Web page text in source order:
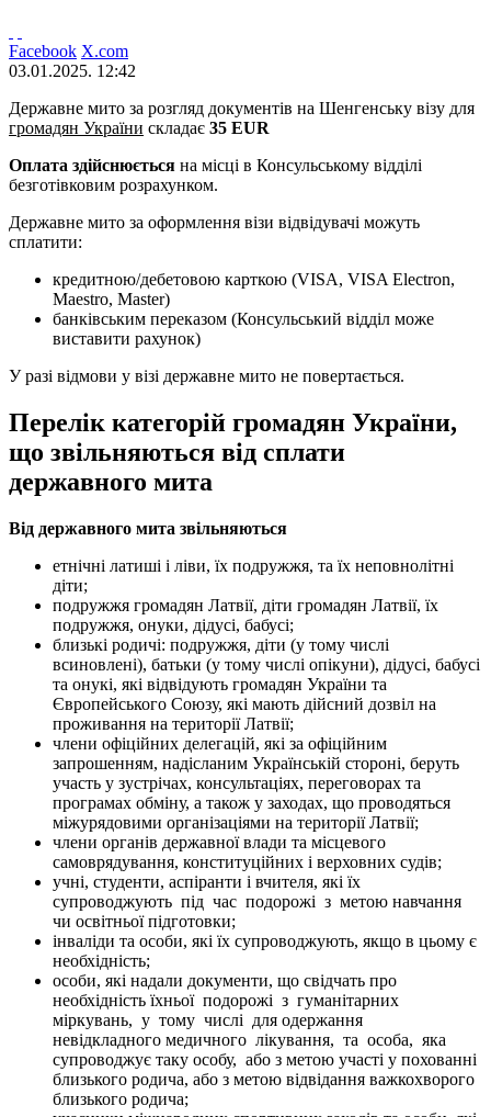
Facebook X.com
03.01.2025. 12:42
Державне мито за розгляд документів на Шенгенську візу для
громадян України складає 35 EUR
Оплата здійснюється на місці в Консульському відділі
безготівковим розрахунком.
Державне мито за оформлення візи відвідувачі можуть
сплатити:
кредитною/дебетовою карткою (VISA, VISA Electron,
Maestro, Master)
банківським переказом (Консульський відділ може
виставити рахунок)
У разі відмови у візі державне мито не повертається.
Перелік категорій громадян України,
що звільняються від сплати
державного мита
Від державного мита звільняються
етнічні латиші і ліви, їх подружжя, та їх неповнолітні
діти;
подружжя громадян Латвії, діти громадян Латвії, їх
подружжя, онуки, дідусі, бабусі;
близькі родичі: подружжя, діти (у тому числі
всиновлені), батьки (у тому числі опікуни), дідусі, бабусі
та онукі, які відвідують громадян України та
Європейського Союзу, які мають дійсний дозвіл на
проживання на території Латвії;
члени офіційних делегацій, які за офіційним
запрошенням, надісланим Українській стороні, беруть
участь у зустрічах, консультаціях, переговорах та
програмах обміну, а також у заходах, що проводяться
міжурядовими організаціями на території Латвії;
члени органів державної влади та місцевого
самоврядування, конституційних і верховних судів;
учні, студенти, аспіранти і вчителя, які їх
супроводжують під час подорожі з метою навчання
чи освітньої підготовки;
інваліди та особи, які їх супроводжують, якщо в цьому є
необхідність;
особи, які надали документи, що свідчать про
необхідність їхньої подорожі з гуманітарних
міркувань, у тому числі для одержання
невідкладного медичного лікування, та особа, яка
супроводжує таку особу, або з метою участі у похованні
близького родича, або з метою відвідання важкохворого
близького родича;